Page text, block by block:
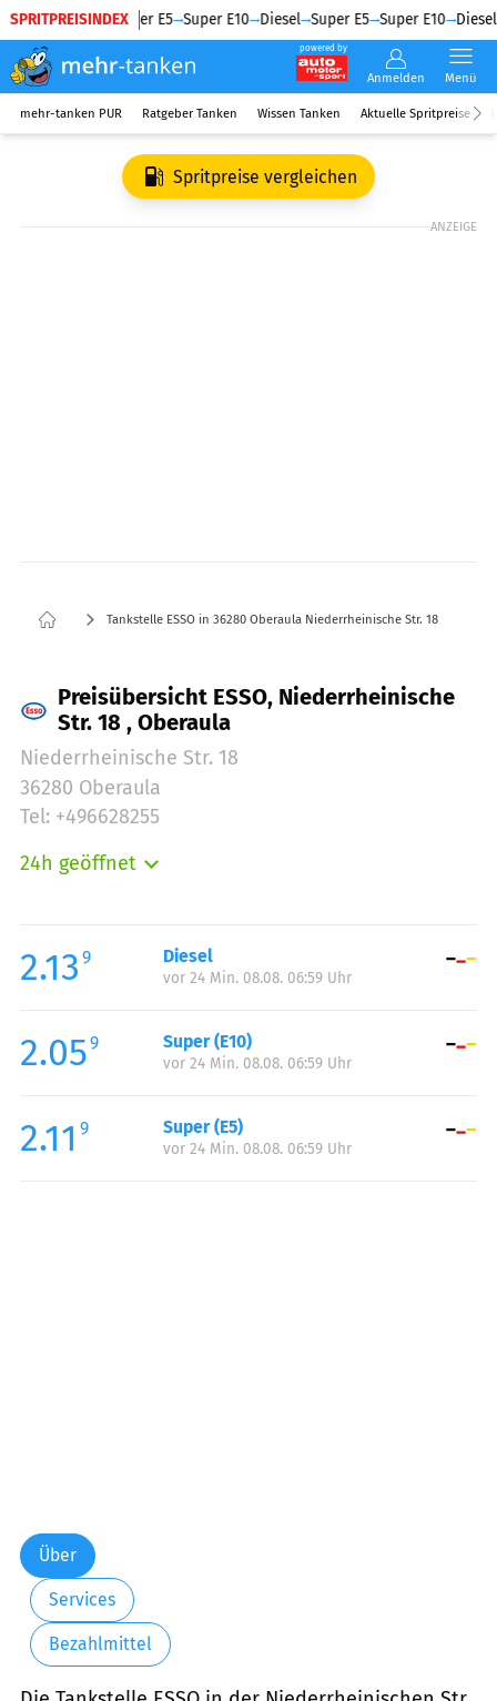
SPRITPREISINDEX
Diesel Super E5 Super E10 Diesel Super E5 Super E10 Diesel
powered by
Anmelden Menü
mehr-tanken PUR Ratgeber Tanken Wissen Tanken Aktuelle Spritpreise
Spritpreise vergleichen
ANZEIGE
Tankstelle ESSO in 36280 Oberaula Niederrheinische Str. 18
Preisübersicht ESSO, Niederrheinische
Str. 18 , Oberaula
Niederrheinische Str. 18
36280 Oberaula
Tel: +496628255
24h geöffnet
Mittwoch:
00:00-24:00
Donnerstag:
Samstag:
00:00-24:00
Sonntag:
2.13 9 Diesel
vor 24 Min. 08.08. 06:59 Uhr
2.059 Super (E10)
vor 24 Min. 08.08. 06:59 Uhr
2.11 9 Super (E5)
vor 24 Min. 08.08. 06:59 Uhr
Über
Services
Bezahlmittel